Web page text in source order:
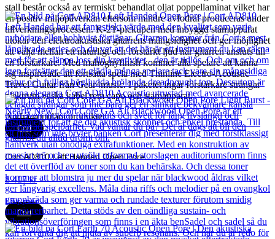
stall består också av termiskt behandlat oljat poppellaminat vilket har
en positiv miljöpåverkan eftersom mindre avfodral produceras under
tillverkningsprocessen. K-2T-pickupen med inbyggd stämapparat
utökar den elektroakustiska gitarrens mångsidighet och ger möjlighet
att välja mellan ett naturligt och förstärkt ljud när gitarren ansluts till
en förstärkare. Med mahognyfinish kommer alla spelare att känna
sig inspirerade att fortsätta spela med Thinline Electro-Acoustic
Travel Guitar från Gear4music. I paketet ingår förstärkare strängar
plektrum väska kabel rem capo och stämapparat.
Andra populära produkter
Cort
Cort AD810 Left Handed Open Pore
2 417kr
Läs mer
Cort